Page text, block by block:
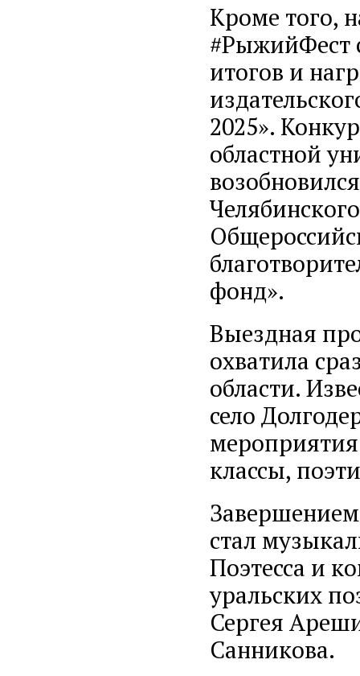
Кроме того,
#РыжийФест
итогов и
2025».
областной
фонд».
Выездная
охватила
области.
село
классы,
стал
Поэтесса и
уральских
Сергея
Санникова.